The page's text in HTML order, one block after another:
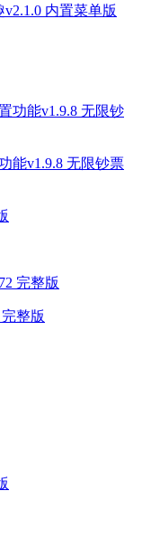
内置菜单版
能v1.9.8 无限钞票
整版